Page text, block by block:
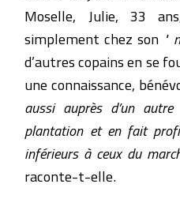
Moselle, Julie, 33
simplement chez son "
d’autres copains en se
une connaissance,
aussi auprès d’un
plantation et en fait
inférieurs à ceux du
raconte-t-elle.